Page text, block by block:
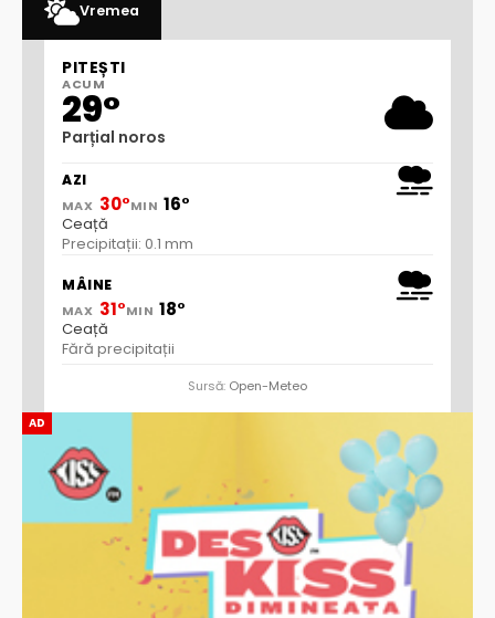
AD
Vremea
PITEȘTI
ACUM
29°
Parțial noros
AZI
MAX 30°MIN 16°
Ceață
Precipitații: 0.1 mm
MÂINE
MAX 31°MIN 18°
Ceață
Fără precipitații
Sursă: Open-Meteo